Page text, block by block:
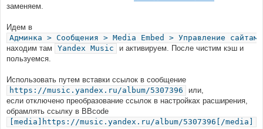
//music.yandex.ru/iframe/#playlist/{@uid}/{@pid}
when
:
                test
: "@tid"
                iframe
                    src
:
//music.yandex.ru/iframe/#track/{@tid}/{@aid}
            otherwise
:
                iframe
                    height
: "450"
                    width
:
"100%"
заменяем.
Идем в
Админка > Сообщения > Media Embed > Управление сайтами
находим там
Yandex Music
и активируем. После чистим кэш и
пользуемся.
Использовать путем вставки ссылок в сообщение
https://music.yandex.ru/album/5307396
или,
если отключено преобразование ссылок в настройках расширения,
обрамлять ссылку в BBcode
[media]https://music.yandex.ru/album/5307396[/media]